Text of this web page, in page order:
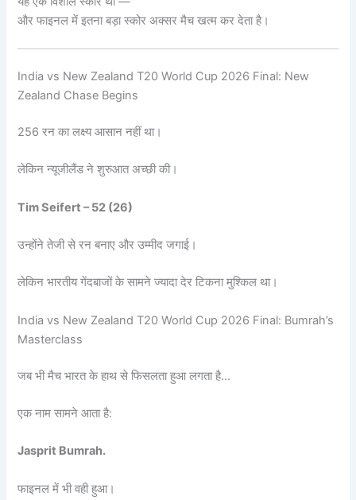
और फाइनल में इतना बड़ा स्कोर अक्सर मैच खत्म कर देता है।
India vs New Zealand T20 World Cup 2026 Final: New
Zealand Chase Begins
256 रन का लक्ष्य आसान नहीं था।
लेकिन न्यूजीलैंड ने शुरुआत अच्छी की।
Tim Seifert – 52 (26)
उन्होंने तेजी से रन बनाए और उम्मीद जगाई।
लेकिन भारतीय गेंदबाजों के सामने ज्यादा देर टिकना मुश्किल था।
India vs New Zealand T20 World Cup 2026 Final: Bumrah’s
Masterclass
जब भी मैच भारत के हाथ से फिसलता हुआ लगता है…
एक नाम सामने आता है:
Jasprit Bumrah.
फाइनल में भी वही हुआ।